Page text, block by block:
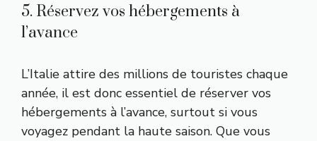
5. Réservez vos hébergements à
l’avance
L’Italie attire des millions de touristes chaque
année, il est donc essentiel de réserver vos
hébergements à l’avance, surtout si vous
voyagez pendant la haute saison. Que vous